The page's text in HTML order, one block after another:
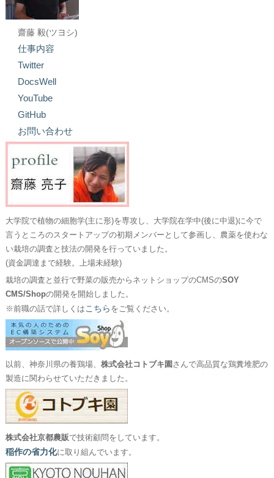
齋藤 毅(ツヨシ)
仕事内容
Twitter
DocsWell
YouTube
GitHub
お問い合わせ
大学院で植物の細胞学(主に形)を専攻し、大学院在学中(後に中退)に今で
言うところのスタートアップの初期メンバーとして参画し、農薬を使わな
い栽培の調査と技法の開発を行っていました。
(資金調達まで経験。上場未経験)
栽培の調査と並行で野菜の販売からネットショップのCMSのSOY
CMS/Shopの開発を開始しました。
※前職の話で詳しくはこちら をご覧ください。
以前、神奈川県の養鶏場、 株式会社コトブキ園 さんで高品質な鶏糞堆肥の
製造に関わらせていただきました。
株式会社京都農販で技術顧問をしています。
稲作の省力化に取り組んでいます。